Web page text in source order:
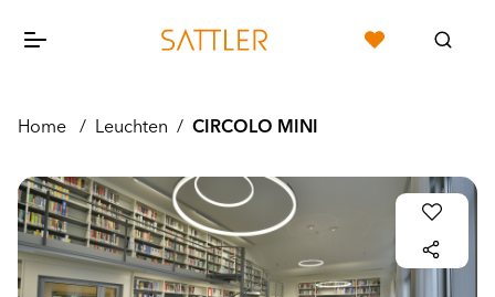
Home / Leuchten / CIRCOLO MINI